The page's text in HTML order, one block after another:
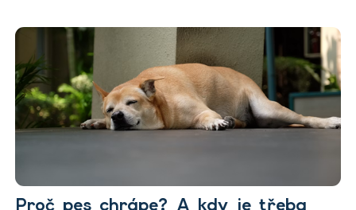
Proč pes chrápe? A kdy je třeba